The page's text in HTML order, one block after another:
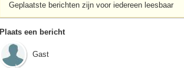
Geplaatste berichten zijn voor iedereen leesbaar
Plaats een bericht
Gast